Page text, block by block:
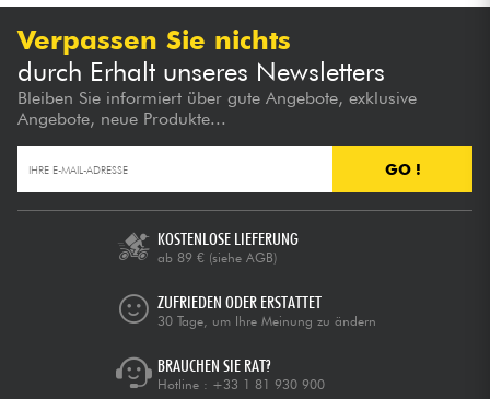
Verpassen Sie nichts
durch Erhalt unseres Newsletters
Bleiben Sie informiert über gute Angebote, exklusive
Angebote, neue Produkte...
GO !
KOSTENLOSE LIEFERUNG
ab 89 € (siehe AGB)
ZUFRIEDEN ODER ERSTATTET
30 Tage, um Ihre Meinung zu ändern
BRAUCHEN SIE RAT?
Hotline : +33 1 81 930 900